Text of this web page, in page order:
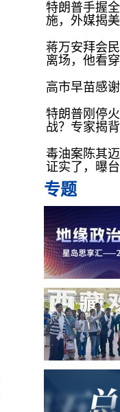
特朗普手握
施，外媒揭
蒋万安拜会
离场，他看
高市早苗感
特朗普刚停
战？专家揭
毒油案陈其
证实了，曝
专题